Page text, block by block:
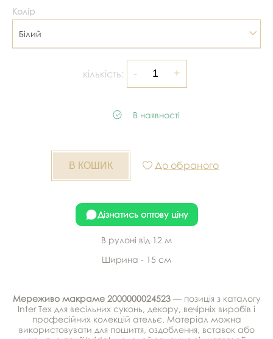
Колір
Білий
кількість:
В наявності
До обраного
Дізнатись оптову ціну
В рулоні від 12 м
Ширина - 15 см
Мереживо макраме 2000000024523— позиція з каталогу
Inter Tex для весільних суконь, декору, вечірніх виробів і
професійних колекцій ательє. Матеріал можна
використовувати для пошиття, оздоблення, вставок або